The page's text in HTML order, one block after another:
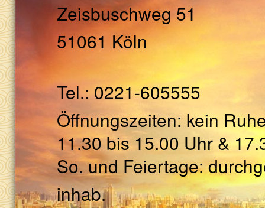
Zeisbuschweg 51
51061 Köln
Tel.: 0221-605555
Öffnungszeiten: kein
11.30 bis 15.00 Uhr &
So. und Feiertage:
inhab.